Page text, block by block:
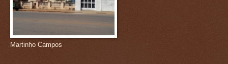
Martinho Campos